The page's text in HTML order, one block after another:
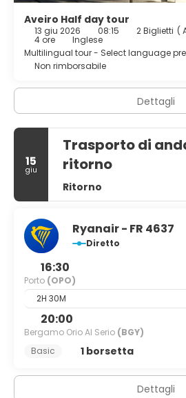
Potrai usufruire di un business
di lavanderia e lavaggio a secco e
24 ore su 24.
Aveiro Half day tour
13 giu 2026 08:15 2 Biglietti (
4 ore
Inglese
Multilingual tour - Select language
Non rimborsabile
Dettagli
15
giu
Trasporto di
ritorno
Ritorno
Ryanair - FR 4637
Diretto
16:30
Porto (OPO)
2H 30M
20:00
Bergamo Orio Al Serio (BGY)
Basic
1 borsetta
Dettagli